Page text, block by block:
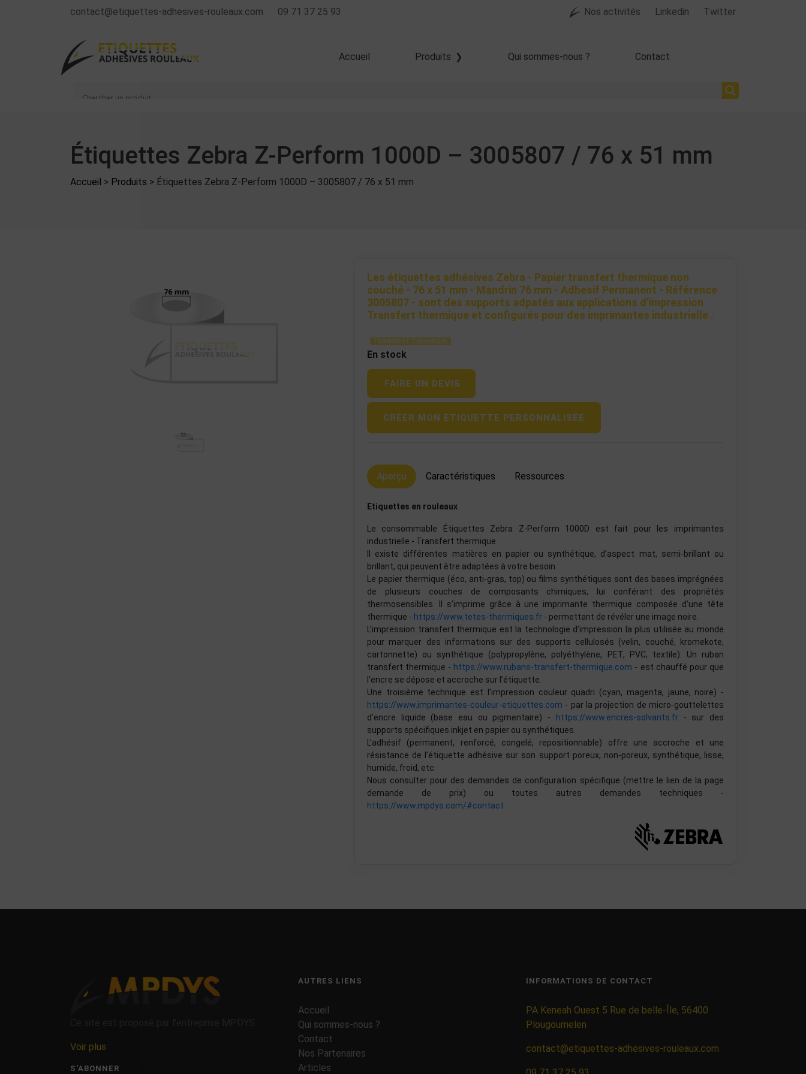
contact@etiquettes-adhesives-rouleaux.com 09 71 37 25 93 Nos activités Linkedin Twitter
Accueil Produits Qui sommes-nous ? Contact
Étiquettes Zebra Z-Perform 1000D – 3005807 / 76 x 51 mm
Accueil > Produits > Étiquettes Zebra Z-Perform 1000D – 3005807 / 76 x 51 mm
Les étiquettes adhésives Zebra - Papier transfert thermique non
couché - 76 x 51 mm - Mandrin 76 mm - Adhesif Permanent - Référence
3005807 - sont des supports adpatés aux applications d’impression
Transfert thermique et configurés pour des imprimantes industrielle .
TRANSFERT THERMIQUE
En stock
FAIRE UN DEVIS
CRÉER MON ÉTIQUETTE PERSONNALISÉE
Aperçu Caractéristiques Ressources
Etiquettes en rouleaux
Le consommable Étiquettes Zebra Z-Perform 1000D est fait pour les imprimantes
industrielle - Transfert thermique.
Il existe différentes matières en papier ou synthétique, d’aspect mat, semi-brillant ou
brillant, qui peuvent être adaptées à votre besoin :
Le papier thermique (éco, anti-gras, top) ou films synthétiques sont des bases imprégnées
de plusieurs couches de composants chimiques, lui conférant des propriétés
thermosensibles. Il s'imprime grâce à une imprimante thermique composée d'une tête
thermique - https://www.tetes-thermiques.fr - permettant de révéler une image noire.
L’impression transfert thermique est la technologie d’impression la plus utilisée au monde
pour marquer des informations sur des supports cellulosés (velin, couché, kromekote,
cartonnette) ou synthétique (polypropylène, polyéthylène, PET, PVC, textile). Un ruban
transfert thermique - https://www.rubans-transfert-thermique.com - est chauffé pour que
l’encre se dépose et accroche sur l’étiquette.
Une troisième technique est l’impression couleur quadri (cyan, magenta, jaune, noire) -
https://www.imprimantes-couleur-etiquettes.com - par la projection de micro-gouttelettes
d’encre liquide (base eau ou pigmentaire) -
https://www.encres-solvants.fr- sur des
supports spécifiques inkjet en papier ou synthétiques.
L’adhésif (permanent, renforcé, congelé, repositionnable) offre une accroche et une
résistance de l’étiquette adhésive sur son support poreux, non-poreux, synthétique, lisse,
humide, froid, etc.
Nous consulter pour des demandes de configuration spécifique (mettre le lien de la page
demande de prix) ou toutes autres demandes techniques -
https://www.mpdys.com/#contact
Voir plus
S'ABONNER
AUTRES LIENS
Accueil
Qui sommes-nous ?
Contact
Nos Partenaires
Articles
INFORMATIONS DE CONTACT
PA Keneah Ouest 5 Rue de belle-Île, 56400
Plougoumelen
contact@etiquettes-adhesives-rouleaux.com